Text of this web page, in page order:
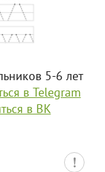
5-6 лет
в Telegram
в ВК